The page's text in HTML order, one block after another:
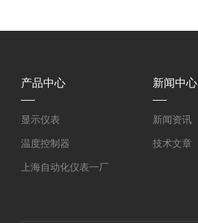
产品中心
显示仪表
温度控制器
上海自动化仪表一厂
新闻中心
新闻资讯
技术文章